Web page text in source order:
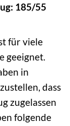
185/55
für viele
geeignet.
in
dass
zugelassen
folgende